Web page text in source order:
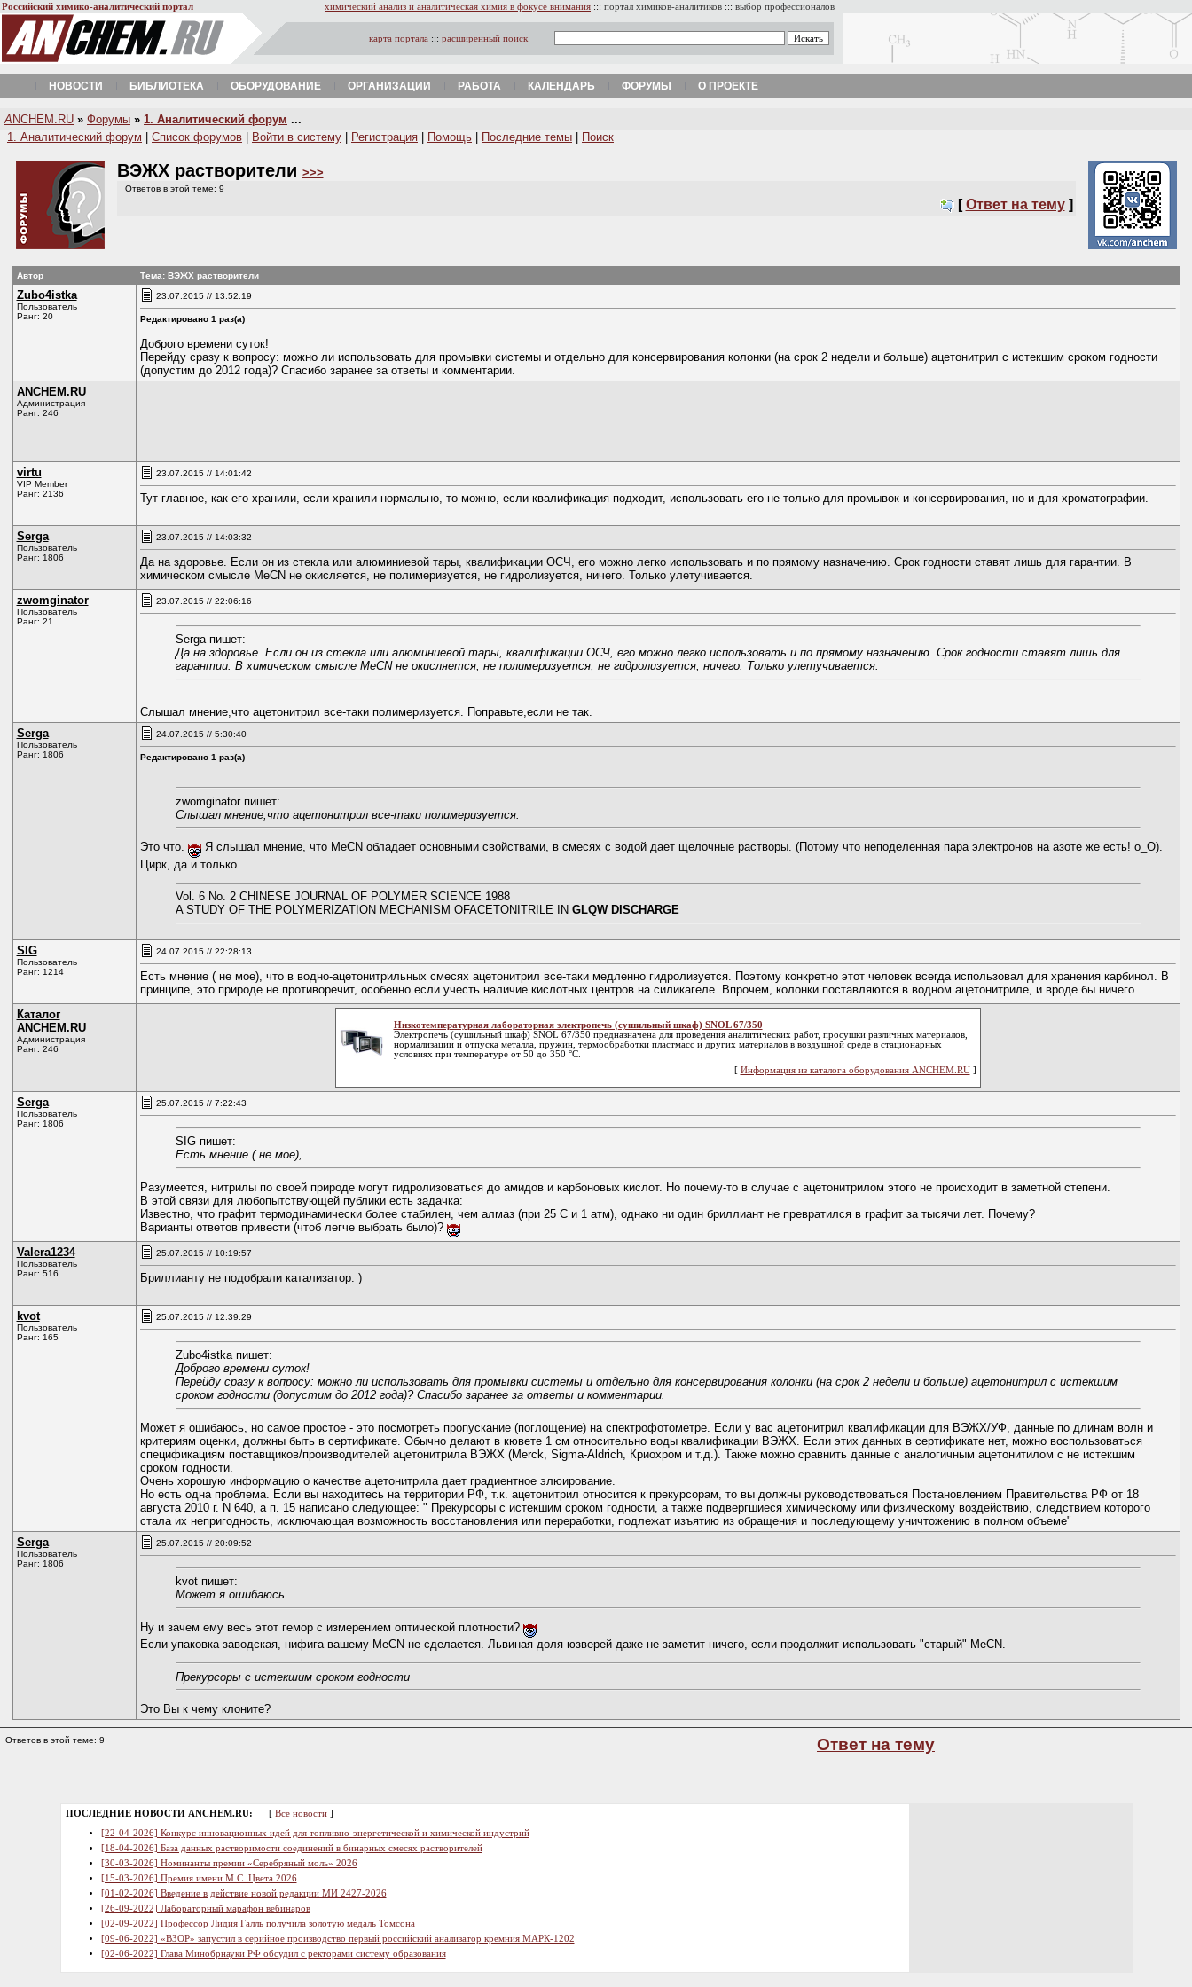
Российский химико-аналитический портал химический анализ и аналитическая химия в фокусе внимания ::: портал химиков-аналитиков ::: выбор профессионалов
карта портала ::: расширенный поиск
НОВОСТИ БИБЛИОТЕКА ОБОРУДОВАНИЕ ОРГАНИЗАЦИИ РАБОТА КАЛЕНДАРЬ ФОРУМЫ О ПРОЕКТЕ
A NCHEM.RU » Форумы » 1. Аналитический форум ...
1. Аналитический форум
Список форумов Войти в систему Регистрация Помощь Последние темы Поиск
ВЭЖХ растворители >>>
Ответов в этой теме: 9
[ Ответ на тему ]
Автор Тема: ВЭЖХ растворители
Zubo4istka
Пользователь
Ранг: 20
23.07.2015 // 13:52:19
Редактировано 1 раз(а)
Доброго времени суток!
Перейду сразу к вопросу: можно ли использовать для промывки системы и отдельно для консервирования колонки (на срок 2 недели и больше) ацетонитрил с истекшим сроком годности
(допустим до 2012 года)? Спасибо заранее за ответы и комментарии.
ANCHEM.RU
Администрация
Ранг: 246
virtu
VIP Member
Ранг: 2136
23.07.2015 // 14:01:42
Тут главное, как его хранили, если хранили нормально, то можно, если квалификация подходит, использовать его не только для промывок и консервирования, но и для хроматографии.
Serga
Пользователь
Ранг: 1806
23.07.2015 // 14:03:32
Да на здоровье. Если он из стекла или алюминиевой тары, квалификации ОСЧ, его можно легко использовать и по прямому назначению. Срок годности ставят лишь для гарантии. В
химическом смысле MeCN не окисляется, не полимеризуется, не гидролизуется, ничего. Только улетучивается.
zwomginator
Пользователь
Ранг: 21
23.07.2015 // 22:06:16
Serga пишет:
Да на здоровье. Если он из стекла или алюминиевой тары, квалификации ОСЧ, его можно легко использовать и по прямому назначению. Срок годности ставят лишь для
гарантии. В химическом смысле MeCN не окисляется, не полимеризуется, не гидролизуется, ничего. Только улетучивается.
Слышал мнение,что ацетонитрил все-таки полимеризуется. Поправьте,если не так.
Serga
Пользователь
Ранг: 1806
24.07.2015 // 5:30:40
Редактировано 1 раз(а)
zwomginator пишет:
Слышал мнение,что ацетонитрил все-таки полимеризуется.
Это что.
Я слышал мнение, что MeCN обладает основными свойствами, в смесях с водой дает щелочные растворы. (Потому что неподеленная пара электронов на азоте же есть! о_О).
Цирк, да и только.
Vol. 6 No. 2 CHINESE JOURNAL OF POLYMER SCIENCE 1988
A STUDY OF THE POLYMERIZATION MECHANISM OFACETONITRILE IN GLQW DISCHARGE
SIG
Пользователь
Ранг: 1214
24.07.2015 // 22:28:13
Есть мнение ( не мое), что в водно-ацетонитрильных смесях ацетонитрил все-таки медленно гидролизуется. Поэтому конкретно этот человек всегда использовал для хранения карбинол. В
принципе, это природе не противоречит, особенно если учесть наличие кислотных центров на силикагеле. Впрочем, колонки поставляются в водном ацетонитриле, и вроде бы ничего.
Каталог
ANCHEM.RU
Администрация
Ранг: 246
Низкотемпературная лабораторная электропечь (сушильный шкаф) SNOL 67/350
Электропечь (сушильный шкаф) SNOL 67/350 предназначена для проведения аналитических работ, просушки различных материалов,
нормализации и отпуска металла, пружин, термообработки пластмасс и других материалов в воздушной среде в стационарных
условиях при температуре от 50 до 350 °С.
[ Информация из каталога оборудования ANCHEM.RU]
Serga
Пользователь
Ранг: 1806
25.07.2015 // 7:22:43
SIG пишет:
Есть мнение ( не мое),
Разумеется, нитрилы по своей природе могут гидролизоваться до амидов и карбоновых кислот. Но почему-то в случае с ацетонитрилом этого не происходит в заметной степени.
В этой связи для любопытствующей публики есть задачка:
Известно, что графит термодинамически более стабилен, чем алмаз (при 25 С и 1 атм), однако ни один бриллиант не превратился в графит за тысячи лет. Почему?
Варианты ответов привести (чтоб легче выбрать было)?
Valera1234
Пользователь
Ранг: 516
25.07.2015 // 10:19:57
Бриллианту не подобрали катализатор. )
kvot
Пользователь
Ранг: 165
25.07.2015 // 12:39:29
Zubo4istka пишет:
Доброго времени суток!
Перейду сразу к вопросу: можно ли использовать для промывки системы и отдельно для консервирования колонки (на срок 2 недели и больше) ацетонитрил с истекшим
сроком годности (допустим до 2012 года)? Спасибо заранее за ответы и комментарии.
Может я ошибаюсь, но самое простое - это посмотреть пропускание (поглощение) на спектрофотометре. Если у вас ацетонитрил квалификации для ВЭЖХ/УФ, данные по длинам волн и
критериям оценки, должны быть в сертификате. Обычно делают в кювете 1 см относительно воды квалификации ВЭЖХ. Если этих данных в сертификате нет, можно воспользоваться
спецификациям поставщиков/производителей ацетонитрила ВЭЖХ (Merck, Sigma-Aldrich, Криохром и т.д.). Также можно сравнить данные с аналогичным ацетонитилом с не истекшим
сроком годности.
Очень хорошую информацию о качестве ацетонитрила дает градиентное элюирование.
Но есть одна проблема. Если вы находитесь на территории РФ, т.к. ацетонитрил относится к прекурсорам, то вы должны руководствоваться Постановлением Правительства РФ от 18
августа 2010 г. N 640, а п. 15 написано следующее: " Прекурсоры с истекшим сроком годности, а также подвергшиеся химическому или физическому воздействию, следствием которого
стала их непригодность, исключающая возможность восстановления или переработки, подлежат изъятию из обращения и последующему уничтожению в полном объеме"
Serga
Пользователь
Ранг: 1806
25.07.2015 // 20:09:52
kvot пишет:
Может я ошибаюсь
Ну и зачем ему весь этот гемор с измерением оптической плотности?
Если упаковка заводская, нифига вашему MeCN не сделается. Львиная доля юзверей даже не заметит ничего, если продолжит использовать "старый" MeCN.
Прекурсоры с истекшим сроком годности
Это Вы к чему клоните?
Ответов в этой теме: 9 Ответ на тему
ПОСЛЕДНИЕ НОВОСТИ ANCHEM.RU: [ Все новости]
[22-04-2026] Конкурс инновационных идей для топливно-энергетической и химической индустрий
[18-04-2026] База данных растворимости соединений в бинарных смесях растворителей
[30-03-2026] Номинанты премии «Серебряный моль» 2026
[15-03-2026] Премия имени М.С. Цвета 2026
[01-02-2026] Введение в действие новой редакции МИ 2427-2026
[26-09-2022] Лабораторный марафон вебинаров
[02-09-2022] Профессор Лидия Галль получила золотую медаль Томсона
[09-06-2022] «ВЗОР» запустил в серийное производство первый российский анализатор кремния МАРК-1202
[02-06-2022] Глава Минобрнауки РФ обсудил с ректорами систему образования